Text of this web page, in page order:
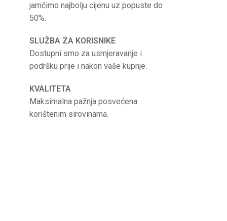
jamčimo najbolju cijenu uz popuste do
50%.
SLUŽBA ZA KORISNIKE
Dostupni smo za usmjeravanje i
podršku prije i nakon vaše kupnje.
KVALITETA
Maksimalna pažnja posvećena
korištenim sirovinama.